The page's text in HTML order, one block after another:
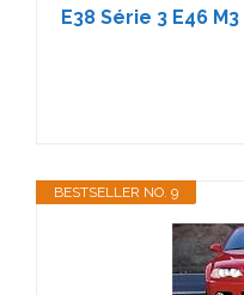
E38 Série 3 E46
BESTSELLER NO. 9